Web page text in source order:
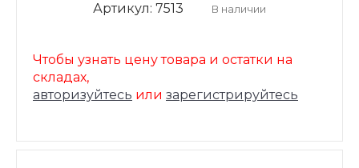
Артикул: 7513 В наличии
Чтобы узнать цену товара и остатки на
складах,
авторизуйтесь или зарегистрируйтесь